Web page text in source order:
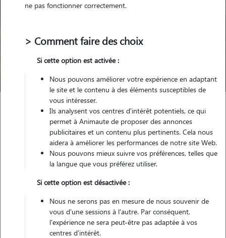
Pour quel animal ?
Trouver mon Pet Sitter
Garde animaux France Provence Alpes Côte d'Azur
Var
Besse-sur-Issole
Nos cat sitters à Besse-sur-Issole
ne pas fonctionner correctement.
> Comment faire des choix
Si cette option est activée :
Nous pouvons améliorer votre expérience en adaptant
le site et le contenu à des éléments susceptibles de
vous intéresser.
Ils analysent vos centres d'intérêt potentiels, ce qui
permet à Animaute de proposer des annonces
publicitaires et un contenu plus pertinents. Cela nous
aidera à améliorer les performances de notre site Web.
Nous pouvons mieux suivre vos préférences, telles que
la langue que vous préférez utiliser.
Si cette option est désactivée :
Nous ne serons pas en mesure de nous souvenir de
vous d'une sessions à l'autre. Par conséquent,
l'expérience ne sera peut-être pas adaptée à vos
centres d'intérêt.